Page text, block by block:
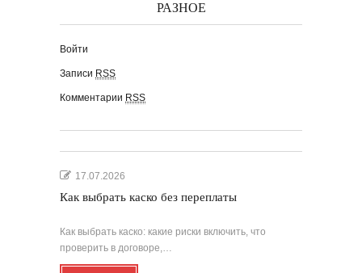
РАЗНОЕ
Войти
Записи RSS
Комментарии RSS
17.07.2026
Как выбрать каско без переплаты
Как выбрать каско: какие риски включить, что
проверить в договоре,…